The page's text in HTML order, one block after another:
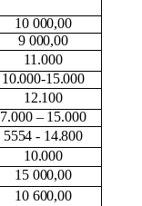
10 000,00
9 000,00
11.000
10.000-15.000
12.100
7.000 – 15.000
5554 - 14.800
10.000
15 000,00
10 600,00